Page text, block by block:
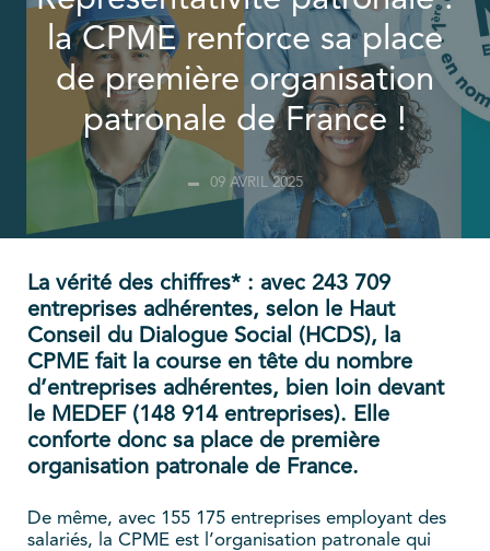
la CPME renforce sa place
de première organisation
patronale de France !
09 AVRIL 2025
La vérité des chiffres* : avec 243 709
entreprises adhérentes, selon le Haut
Conseil du Dialogue Social (HCDS), la
CPME fait la course en tête du nombre
d’entreprises adhérentes, bien loin devant
le MEDEF (148 914 entreprises). Elle
conforte donc sa place de première
organisation patronale de France.
De même, avec 155 175 entreprises employant des
salariés, la CPME est l’organisation patronale qui